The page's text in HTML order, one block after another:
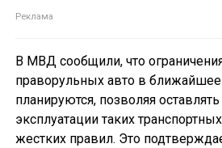
В МВД сообщили, что
праворульных авто в
планируются, позволяя
эксплуатации таких
жестких правил. Это